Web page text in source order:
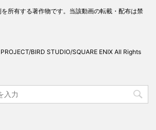
所有する著作物です。当該動画の転載・配布は禁
BIRD STUDIO/SQUARE ENIX All Rights